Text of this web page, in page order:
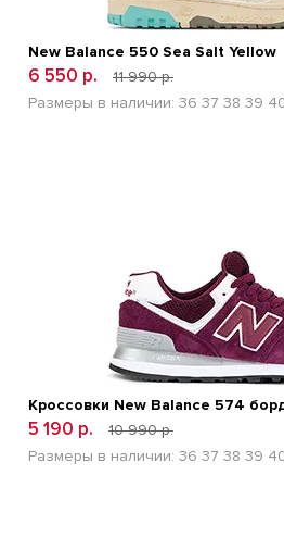
New Balance 550 Sea Salt Yellow
6 550 р.
11 990 р.
Размеры в наличии: 36 37 38 39
Кроссовки New Balance 574
5 190 р.
10 990 р.
Размеры в наличии: 36 37 38 39